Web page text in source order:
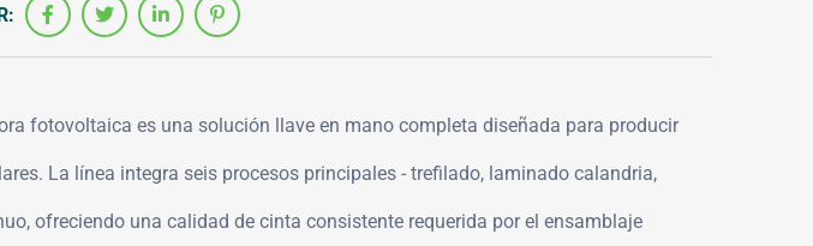
fotovoltaica es una solución llave en mano completa diseñada para producir
La línea integra seis procesos principales - trefilado, laminado calandria,
ofreciendo una calidad de cinta consistente requerida por el ensamblaje